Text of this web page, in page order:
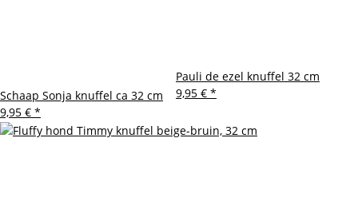
Schaap Sonja knuffel ca 32 cm
9,95 € *
Pauli de ezel knuffel 32 cm
9,95 € *